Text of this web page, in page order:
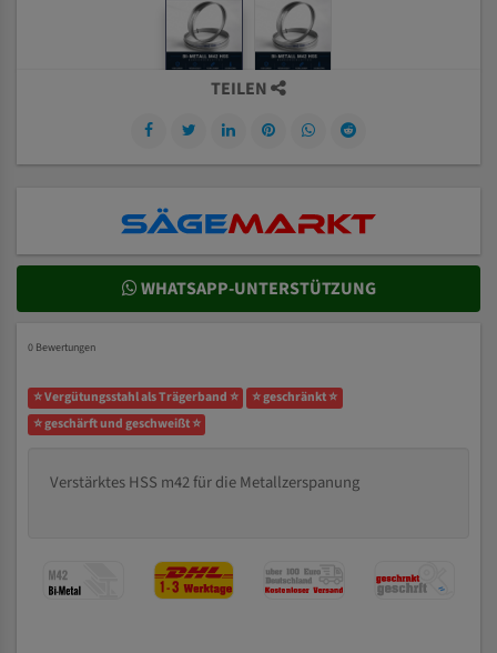
TEILEN
WHATSAPP-UNTERSTÜTZUNG
0 Bewertungen
⭐ Vergütungsstahl als Trägerband ⭐
⭐ geschränkt ⭐
⭐ geschärft und geschweißt ⭐
Verstärktes HSS m42 für die Metallzerspanung